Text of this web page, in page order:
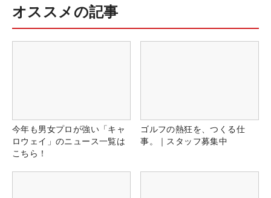
オススメの記事
今年も男女プロが強い「キャ
ロウェイ」のニュース一覧は
こちら！
ゴルフの熱狂を、つくる仕
事。｜スタッフ募集中